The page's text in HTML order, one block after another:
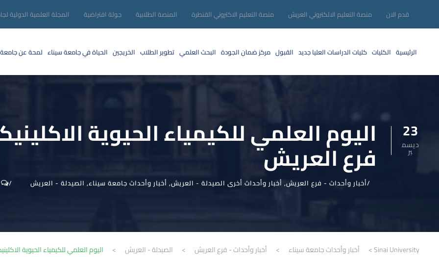
قدم الان منصة التعليم الالكتروني العريش منصة التعليم الاكتروني القنطرة المنصة الطلابية جولة افتراضية المجلة العلمية الدولية
الرئيسية الكليات كليات الدراسات العلياجديد القبول مركز ضمان الجودة البحث العلمي تطوير الطلاب الخريجين الحياة في جامعة سيناء لمحة عن
23
ديسم
بر اليوم العلمي للكيمياء الحيوية
فرع العريش
أخبار وأحداث - فرع العريش, أخبار وأحداث أخرى الصيدلة - العريش, أخبار وأحداث جامعة سيناء, الصيدلة - العريش
Sinai University
> أخبار وأحداث جامعة سيناء > أخبار وأحداث - فرع العريش > الصيدلة - العريش > اليوم العلمي للكيمياء الحيوية